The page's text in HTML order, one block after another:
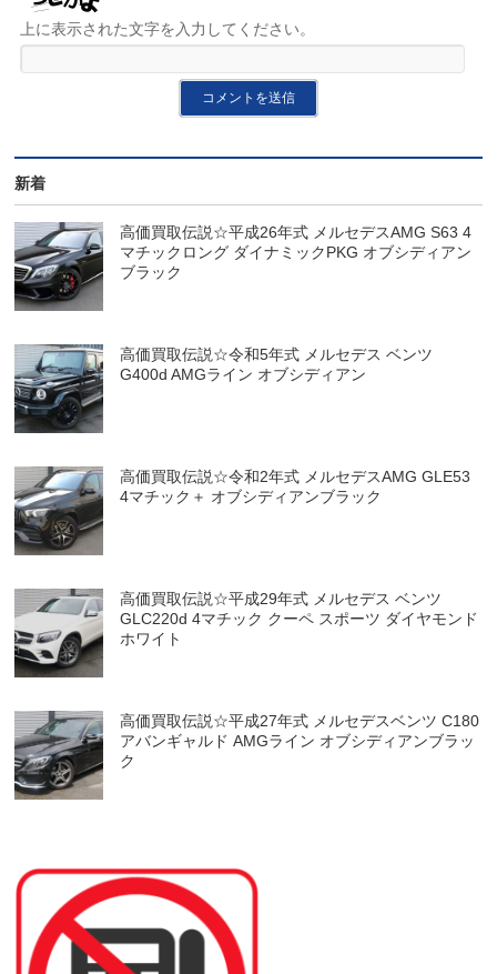
上に表示された文字を入力してください。
新着
高価買取伝説☆平成26年式 メルセデスAMG S63 4
マチックロング ダイナミックPKG オブシディアン
ブラック
高価買取伝説☆令和5年式 メルセデス ベンツ
G400d AMGライン オブシディアン
高価買取伝説☆令和2年式 メルセデスAMG GLE53
4マチック＋ オブシディアンブラック
高価買取伝説☆平成29年式 メルセデス ベンツ
GLC220d 4マチック クーペ スポーツ ダイヤモンド
ホワイト
高価買取伝説☆平成27年式 メルセデスベンツ C180
アバンギャルド AMGライン オブシディアンブラッ
ク